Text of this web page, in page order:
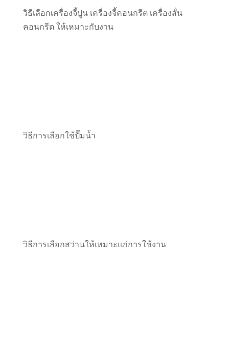
วิธีเลือกเครื่องจี้ปูน เครื่องจี้คอนกรีต เครื่องสั่น
คอนกรีต ให้เหมาะกับงาน
วิธีการเลือกใช้ปั๊มน้ำ
วิธีการเลือกสว่านให้เหมาะแก่การใช้งาน